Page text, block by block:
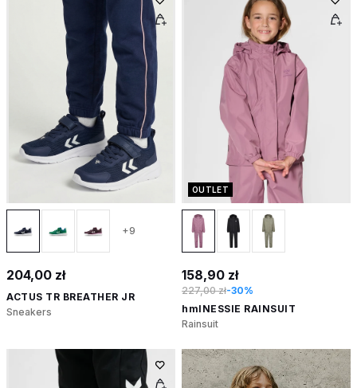
+9
204,00 zł
ACTUS TR BREATHER JR
Sneakers
OUTLET
158,90 zł
227,00 zł-30%
hmlNESSIE RAINSUIT
Rainsuit